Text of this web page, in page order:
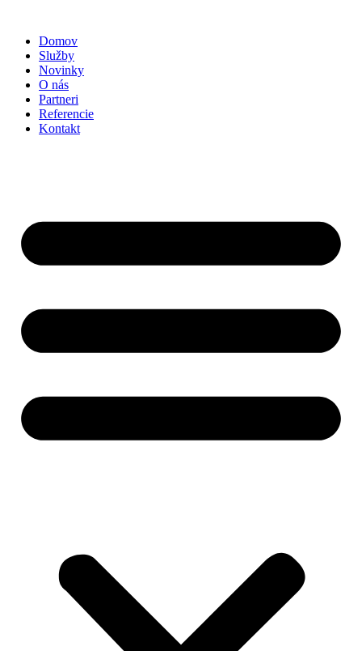
obsah
Domov
Služby
Novinky
O nás
Partneri
Referencie
Kontakt